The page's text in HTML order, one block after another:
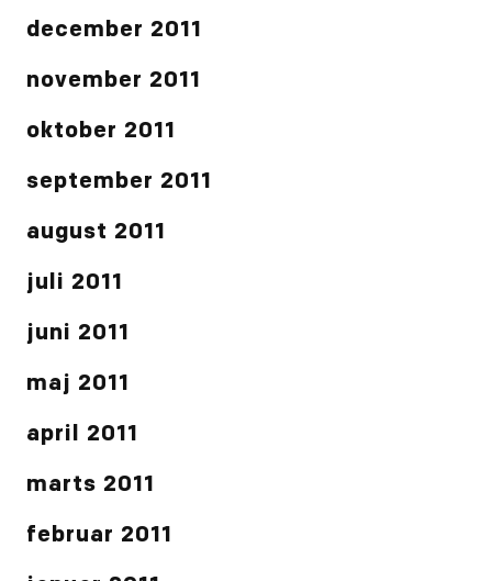
december 2011
november 2011
oktober 2011
september 2011
august 2011
juli 2011
juni 2011
maj 2011
april 2011
marts 2011
februar 2011